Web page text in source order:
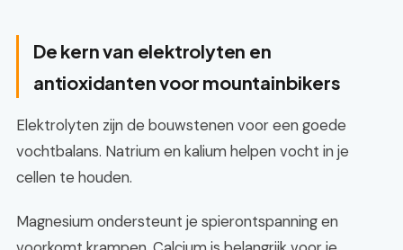
De kern van elektrolyten en
antioxidanten voor mountainbikers
Elektrolyten zijn de bouwstenen voor een goede
vochtbalans. Natrium en kalium helpen vocht in je
cellen te houden.
Magnesium ondersteunt je spierontspanning en